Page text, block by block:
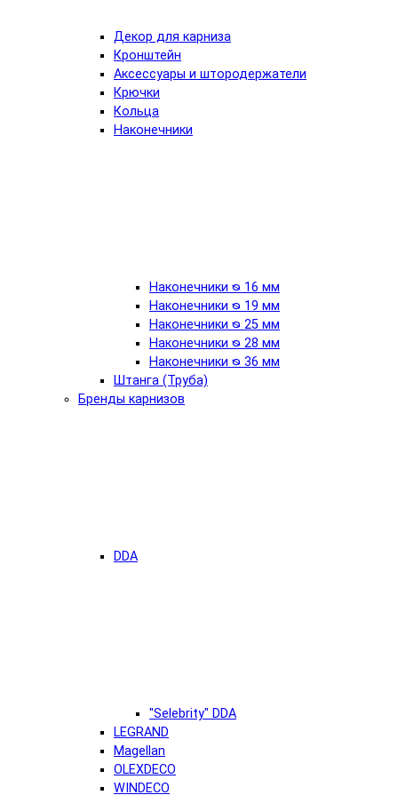
Декор для карниза
Кронштейн
Аксессуары и штородержатели
Крючки
Кольца
Наконечники
Наконечники ᴓ 16 мм
Наконечники ᴓ 19 мм
Наконечники ᴓ 25 мм
Наконечники ᴓ 28 мм
Наконечники ᴓ 36 мм
Штанга (Труба)
Бренды карнизов
DDA
"Selebrity" DDA
LEGRAND
Magellan
OLEXDECO
WINDECO